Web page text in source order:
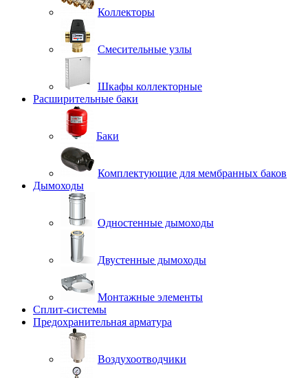
Коллекторы
Смесительные узлы
Шкафы коллекторные
Расширительные баки
Баки
Комплектующие для мембранных баков
Дымоходы
Одностенные дымоходы
Двустенные дымоходы
Монтажные элементы
Сплит-системы
Предохранительная арматура
Воздухоотводчики